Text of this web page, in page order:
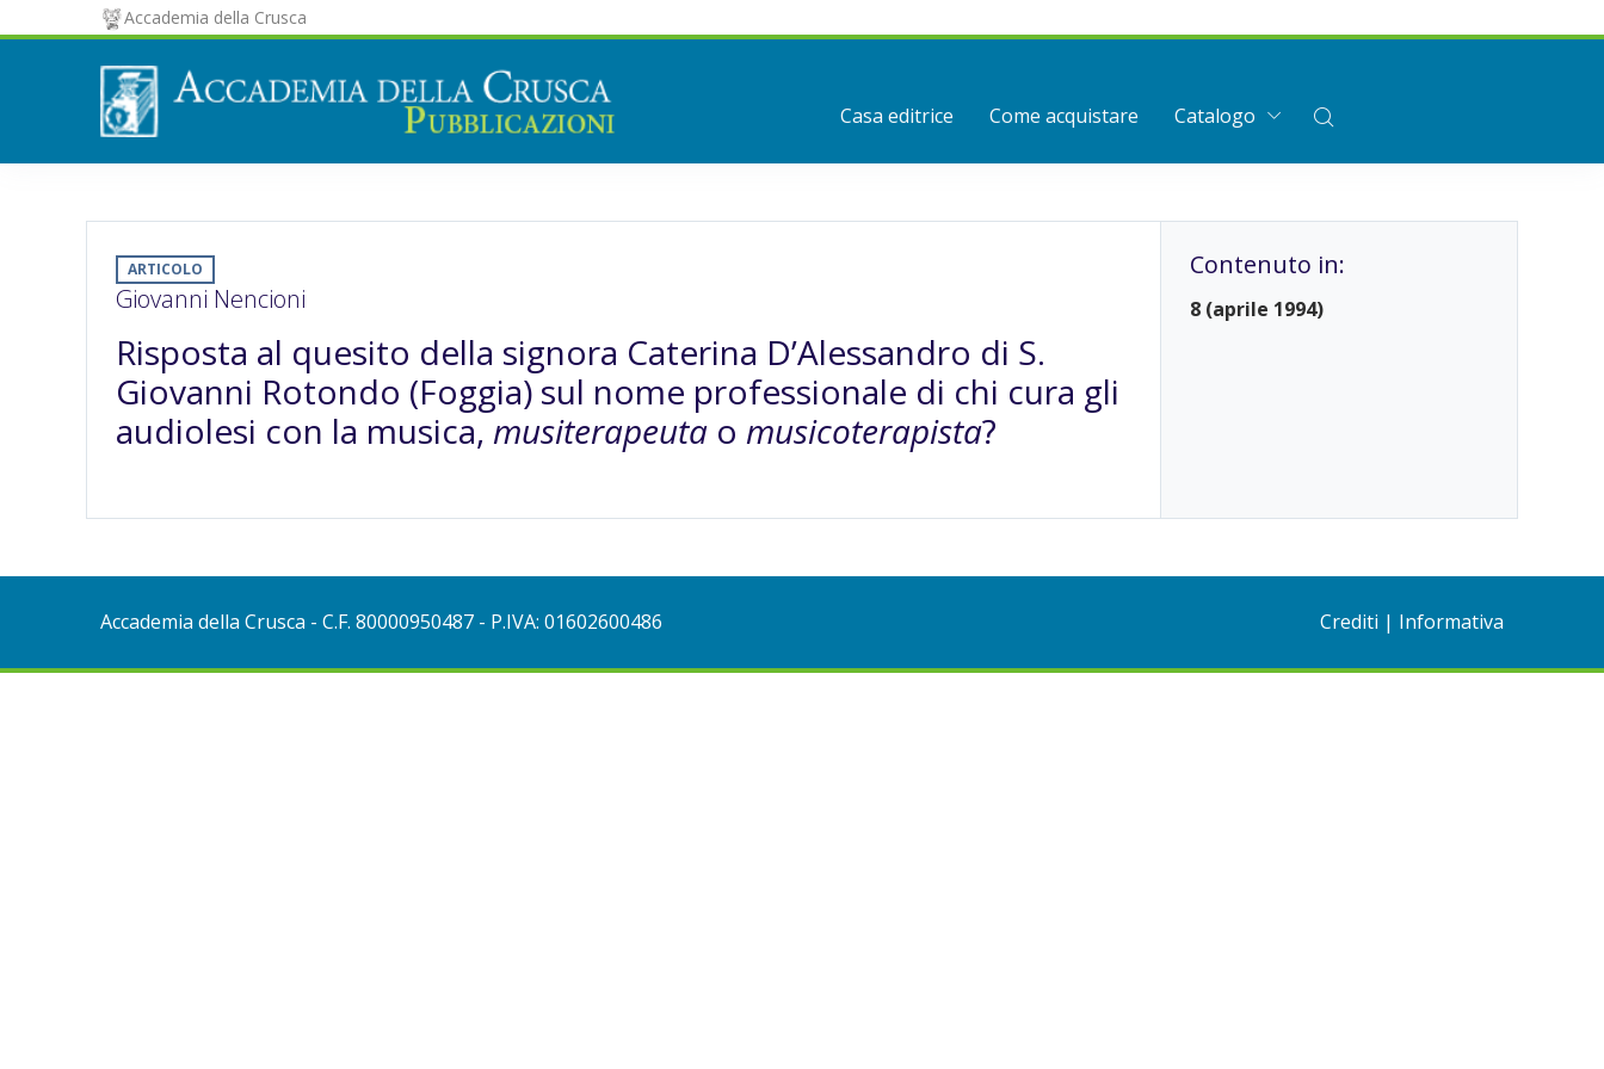
Accademia della Crusca
Casa editrice Come acquistare Catalogo
ARTICOLO
Giovanni Nencioni
Risposta al quesito della signora Caterina D’Alessandro di S.
Giovanni Rotondo (Foggia) sul nome professionale di chi cura gli
audiolesi con la musica, musiterapeuta o musicoterapista?
Contenuto in:
8 (aprile 1994)
Accademia della Crusca - C.F. 80000950487 - P.IVA: 01602600486 Crediti | Informativa